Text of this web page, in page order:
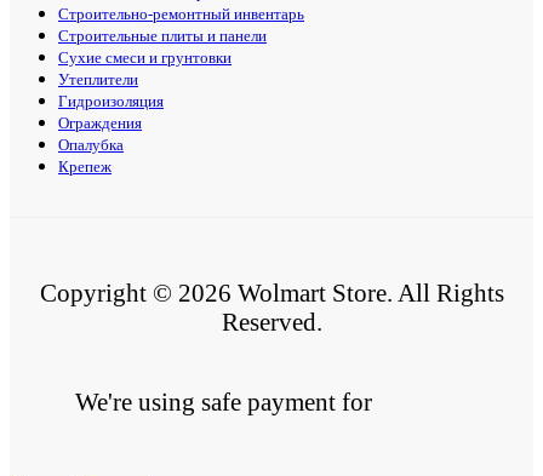
Строительно-ремонтный инвентарь
Строительные плиты и панели
Сухие смеси и грунтовки
Утеплители
Гидроизоляция
Ограждения
Опалубка
Крепеж
Copyright © 2026 Wolmart Store. All Rights
Reserved.
We're using safe payment for